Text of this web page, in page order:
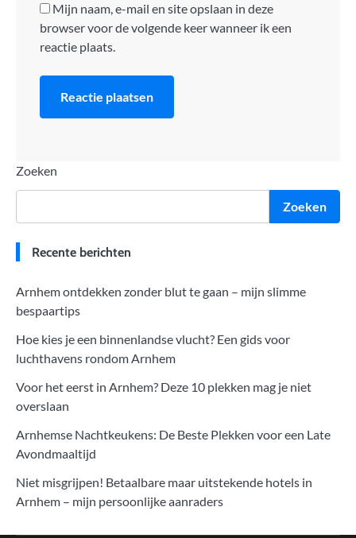
Mijn naam, e-mail en site opslaan in deze
browser voor de volgende keer wanneer ik een
reactie plaats.
Zoeken
Zoeken
Recente berichten
Arnhem ontdekken zonder blut te gaan – mijn slimme
bespaartips
Hoe kies je een binnenlandse vlucht? Een gids voor
luchthavens rondom Arnhem
Voor het eerst in Arnhem? Deze 10 plekken mag je niet
overslaan
Arnhemse Nachtkeukens: De Beste Plekken voor een Late
Avondmaaltijd
Niet misgrijpen! Betaalbare maar uitstekende hotels in
Arnhem – mijn persoonlijke aanraders